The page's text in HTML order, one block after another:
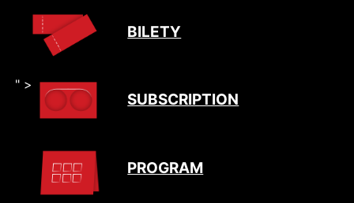
BILETY
" >
SUBSCRIPTION
PROGRAM